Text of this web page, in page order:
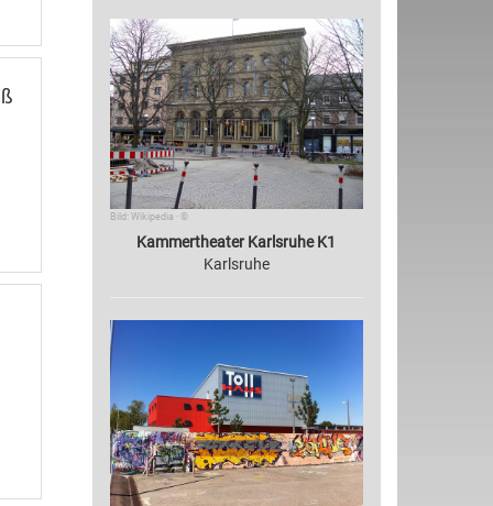
Bild: Wikipedia · ©
Kammertheater Karlsruhe K1
Karlsruhe